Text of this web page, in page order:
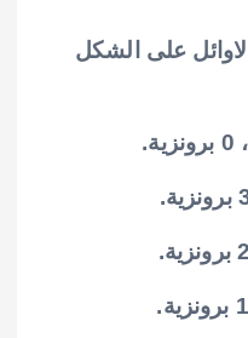
وجاء ترتيب المراكز الـ 10 الاوائل على الشكل